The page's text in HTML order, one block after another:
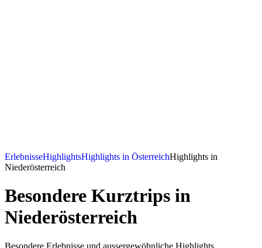
ErlebnisseHighlightsHighlights in ÖsterreichHighlights in
Niederösterreich
Besondere Kurztrips in
Niederösterreich
Besondere Erlebnisse und aussergewöhnliche Highlights,